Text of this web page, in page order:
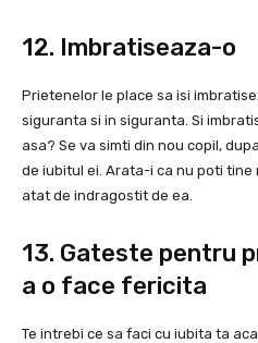
12. Imbratiseaza-o
Prietenelor le place sa isi
siguranta si in siguranta. Si
asa? Se va simti din nou copil,
de iubitul ei. Arata-i ca nu poti tine
atat de indragostit de ea.
13. Gateste pentru
a o face fericita
Te intrebi ce sa faci cu iubita ta